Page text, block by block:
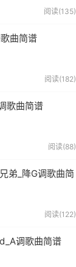
阅读(135)
曲简谱
阅读(182)
歌曲简谱
阅读(88)
弟_降G调歌曲简
阅读(122)
调歌曲简谱